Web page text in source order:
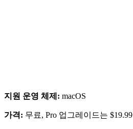
지원 운영 체제: macOS
가격: 무료, Pro 업그레이드는 $19.99